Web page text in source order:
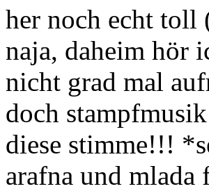
her noch echt toll
naja, daheim hör
nicht grad mal
doch
diese stimme!!!
arafna und mlada